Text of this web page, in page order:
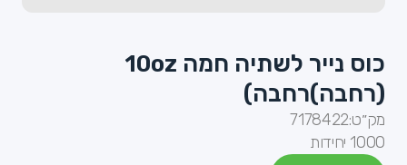
כוס נייר לשתיה חמה 10oz
(רחבה)רחבה)
מק״ט:7178422
1000 יחידות